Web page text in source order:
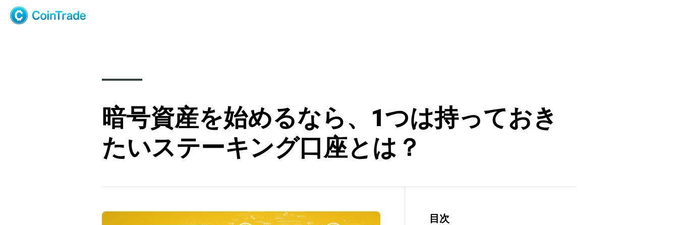
暗号資産を始めるなら、1つは持っておき
たいステーキング口座とは？
目次